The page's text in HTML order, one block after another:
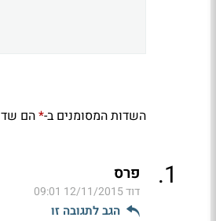
השדות המסומנים ב-*הם
1
. פרס
דוד12/11/2015 09:01
הגב לתגובה זו